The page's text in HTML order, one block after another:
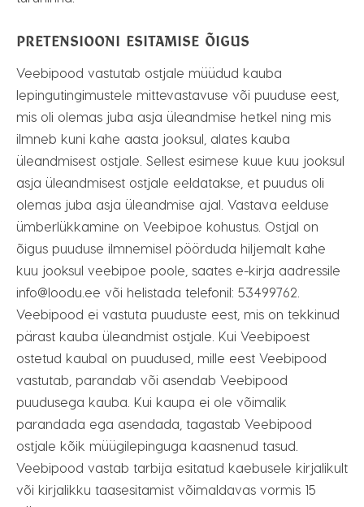
PRETENSIOONI ESITAMISE ÕIGUS
Veebipood vastutab ostjale müüdud kauba
lepingutingimustele mittevastavuse või puuduse eest,
mis oli olemas juba asja üleandmise hetkel ning mis
ilmneb kuni kahe aasta jooksul, alates kauba
üleandmisest ostjale. Sellest esimese kuue kuu jooksul
asja üleandmisest ostjale eeldatakse, et puudus oli
olemas juba asja üleandmise ajal. Vastava eelduse
ümberlükkamine on Veebipoe kohustus. Ostjal on
õigus puuduse ilmnemisel pöörduda hiljemalt kahe
kuu jooksul veebipoe poole, saates e-kirja aadressile
info@loodu.ee või helistada telefonil: 53499762.
Veebipood ei vastuta puuduste eest, mis on tekkinud
pärast kauba üleandmist ostjale. Kui Veebipoest
ostetud kaubal on puudused, mille eest Veebipood
vastutab, parandab või asendab Veebipood
puudusega kauba. Kui kaupa ei ole võimalik
parandada ega asendada, tagastab Veebipood
ostjale kõik müügilepinguga kaasnenud tasud.
Veebipood vastab tarbija esitatud kaebusele kirjalikult
või kirjalikku taasesitamist võimaldavas vormis 15